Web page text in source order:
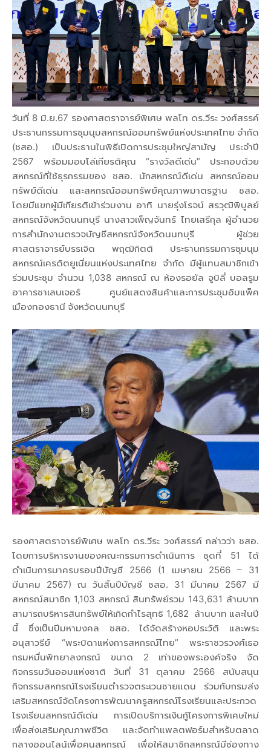
วันที่ 8 มิ.ย.67 รองศาสตราจารย์พิเศษ พลโท ดร.วีระ วงศ์สรรค์
ประธานกรรมการชุมนุมสหกรณ์ออมทรัพย์แห่งประเทศไทย จำกัด
(ชสอ.) เป็นประธานในพิธีเปิดการประชุมใหญ่สามัญ ประจำปี
2567 พร้อมมอบโล่เกียรติคุณ “รางวัลดีเด่น” ประกอบด้วย
สหกรณ์ที่ใช้ธุรกรรมของ ชสอ. นักสหกรณ์ดีเด่น สหกรณ์ออม
ทรัพย์ดีเด่น และสหกรณ์ออมทรัพย์คุณภาพมาตรฐาน ชสอ.
โดยมีแขกผู้มีเกียรติเข้าร่วมงาน อาทิ นายรุ่งโรจน์ สรวุฒิพิบูลย์
สหกรณ์จังหวัดนนทบุรี นางสาวเพ็ญจันทร์ ไทยเสรีกุล ผู้อำนวย
การสำนักงานตรวจบัญชีสหกรณ์จังหวัดนนทบุรี ผู้ช่วย
ศาสตราจารย์บรรเจิด พฤฒิกิตติ ประธานกรรมการชุมนุม
สหกรณ์เครดิตยูเนี่ยนแห่งประเทศไทย จำกัด มีผู้แทนสมาชิกเข้า
ร่วมประชุม จำนวน 1,038 สหกรณ์ ณ ห้องรอยัล จูบิลี่ บอลรูม
อาคารชาเลนเจอร์ ศูนย์แสดงสินค้าและการประชุมอิมแพ็ค
เมืองทองธานี จังหวัดนนทบุรี
รองศาสตราจารย์พิเศษ พลโท ดร.วีระ วงศ์สรรค์ กล่าวว่า ชสอ.
โดยการบริหารงานของคณะกรรมการดำเนินการ ชุดที่ 51 ได้
ดำเนินการมาครบรอบปีบัญชี 2566 (1 เมษายน 2566 – 31
มีนาคม 2567) ณ วันสิ้นปีบัญชี ชสอ. 31 มีนาคม 2567 มี
สหกรณ์สมาชิก 1,103 สหกรณ์ สินทรัพย์รวม 143,631 ล้านบาท
สามารถบริหารสินทรัพย์ให้เกิดกำไรสุทธิ 1,682 ล้านบาท และในปี
นี้ ซึ่งเป็นปีมหามงคล ชสอ. ได้จัดสร้างหอประวัติ และพระ
อนุสาวรีย์ “พระบิดาแห่งการสหกรณ์ไทย” พระราชวรวงศ์เธอ
กรมหมื่นพิทยาลงกรณ์ ขนาด 2 เท่าของพระองค์จริง จัด
กิจกรรมวันออมแห่งชาติ วันที่ 31 ตุลาคม 2566 สนับสนุน
กิจกรรมสหกรณ์โรงเรียนตำรวจตระเวนชายแดน ร่วมกับกรมส่ง
เสริมสหกรณ์จัดโครงการพัฒนาครูสหกรณ์โรงเรียนและประกวด
โรงเรียนสหกรณ์ดีเด่น การเปิดบริการเงินกู้โครงการพิเศษใหม่
เพื่อส่งเสริมคุณภาพชีวิต และจัดทำแพลตฟอร์มสำหรับตลาด
กลางออนไลน์เพื่อคนสหกรณ์ เพื่อให้สมาชิกสหกรณ์มีช่องทาง